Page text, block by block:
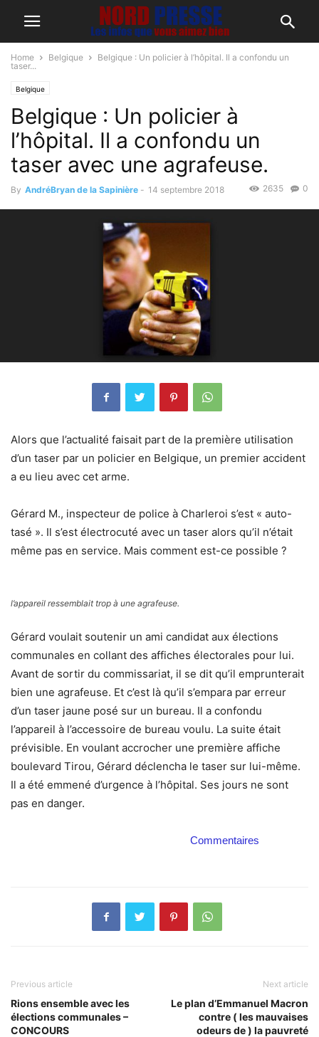
Home Belgique
Belgique : Un policier à l’hôpital. Il a confondu un
taser...
Belgique
Belgique : Un policier à
l’hôpital. Il a confondu un
taser avec une agrafeuse.
By AndréBryan de la Sapinière - 14 septembre 2018 0
2635
Alors que l’actualité faisait part de la première utilisation
d’un taser par un policier en Belgique, un premier accident
a eu lieu avec cet arme.
Gérard M., inspecteur de police à Charleroi s’est « auto-
tasé ». Il s’est électrocuté avec un taser alors qu’il n’était
même pas en service. Mais comment est-ce possible ?
l’appareil ressemblait trop à une agrafeuse.
Gérard voulait soutenir un ami candidat aux élections
communales en collant des affiches électorales pour lui.
Avant de sortir du commissariat, il se dit qu’il emprunterait
bien une agrafeuse. Et c’est là qu’il s’empara par erreur
d’un taser jaune posé sur un bureau. Il a confondu
l’appareil à l’accessoire de bureau voulu. La suite était
prévisible. En voulant accrocher une première affiche
boulevard Tirou, Gérard déclencha le taser sur lui-même.
Il a été emmené d’urgence à l’hôpital. Ses jours ne sont
pas en danger.
Commentaires
Previous article
Rions ensemble avec les
élections communales –
CONCOURS
Next article
Le plan d’Emmanuel Macron
contre ( les mauvaises
odeurs de ) la pauvreté